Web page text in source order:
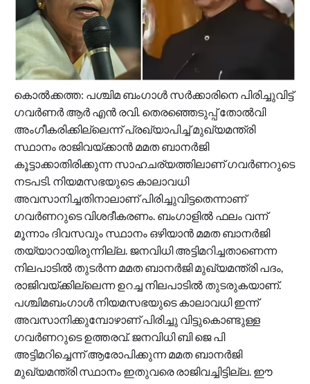
കൊൽക്കത്ത: പശ്ചിമ ബംഗാൾ സർക്കാരിനെ പിരിച്ചുവിട്ട്
ഗവർണർ ആർ എൻ രവി. തെരഞ്ഞെടുപ്പ് തോൽവി
അംഗീകരിക്കില്ലെന്ന് പ്രഖ്യാപിച്ച് മുഖ്യമന്ത്രി
സ്ഥാനം രാജിവയ്ക്കാൻ മമത ബാനർജി
കൂട്ടാക്കാതിരിക്കുന്ന സാഹചര്യത്തിലാണ് ഗവർണറുടെ
നടപടി. നിയമസഭയുടെ കാലാവധി
അവസാനിച്ചതിനാലാണ് പിരിച്ചുവിട്ടതെന്നാണ്
ഗവർണറുടെ വിശദീകരണം. ബംഗാളിൽ ഫലം വന്ന്
മൂന്നാം ദിവസവും സ്ഥാനം ഒഴിയാൻ മമത ബാനർജി
തയ്യാറായിരുന്നില്ല. ജനവിധി അട്ടിമറിച്ചതാണെന്ന
നിലപാടിൽ തുടർന്ന മമത ബാനർജി മുഖ്യമന്ത്രി പദം,
രാജിവയ്ക്കില്ലെന്ന ഉറച്ച നിലപാടിൽ തുടരുകയാണ്.
പശ്ചിമബം​ഗാൾ നിയമസഭയുടെ കാലാവധി ഇന്ന്
അവസാനിക്കുമ്പോഴാണ് പിരിച്ചു വിട്ടുകൊണ്ടുള്ള ​
ഗവർണറുടെ ഉത്തരവ്. ജനവിധി ബി ജെ പി
അട്ടിമറിച്ചെന്ന് ആരോപിക്കുന്ന മമത ബാനർജി
മുഖ്യമന്ത്രി സ്ഥാനം ഇതുവരെ രാജിവച്ചിട്ടില്ല. ഈ